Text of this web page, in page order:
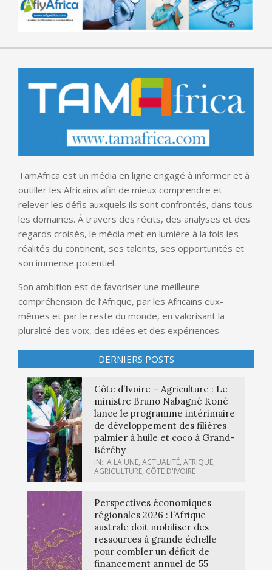
TamAfrica est un média en ligne engagé à informer et à
outiller les Africains afin de mieux comprendre et
relever les défis auxquels ils sont confrontés, dans tous
les domaines. À travers des récits, des analyses et des
regards croisés, le média met en lumière à la fois les
réalités du continent, ses talents, ses opportunités et
son immense potentiel.
Son ambition est de favoriser une meilleure
compréhension de l’Afrique, par les Africains eux-
mêmes et par le reste du monde, en valorisant la
pluralité des voix, des idées et des expériences.
DERNIERS POSTS
Côte d’Ivoire – Agriculture : Le
ministre Bruno Nabagné Koné
lance le programme intérimaire
de développement des filières
palmier à huile et coco à Grand-
Béréby
IN: A LA UNE, ACTUALITÉ, AFRIQUE,
AGRICULTURE, CÔTE D'IVOIRE
Perspectives économiques
régionales 2026 : l’Afrique
australe doit mobiliser des
ressources à grande échelle
pour combler un déficit de
financement annuel de 55